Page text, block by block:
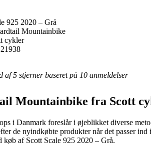
925 2020 – Grå
Mountainbike
cykler
af 5 stjerner baseret på 10 anmeldelser
Mountainbike fra Scott
i Danmark foreslår i øjeblikket diverse
de nyindkøbte produkter når det passer
køb af Scott Scale 925 2020 – Grå.